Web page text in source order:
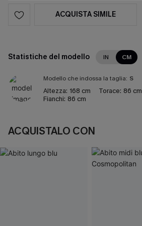
ACQUISTA SIMILE
Statistiche del modello IN CM
Modello che indossa la taglia: S
Altezza: 168 cm Torace: 86 cm
Fianchi: 86 cm
ACQUISTALO CON